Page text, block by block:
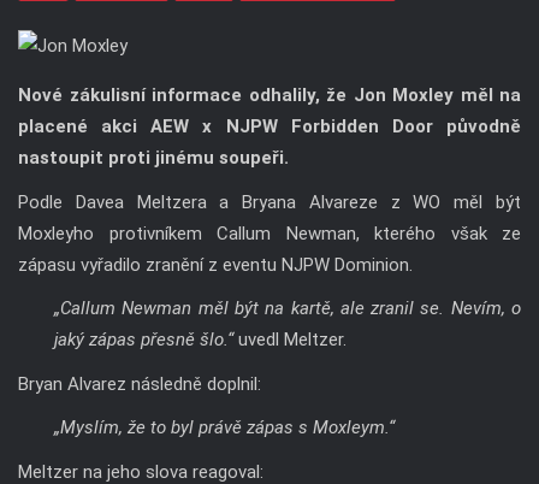
Nové zákulisní informace odhalily, že Jon Moxley měl na
placené akci AEW x NJPW Forbidden Door původně
nastoupit proti jinému soupeři.
Podle Davea Meltzera a Bryana Alvareze z WO měl být
Moxleyho protivníkem Callum Newman, kterého však ze
zápasu vyřadilo zranění z eventu NJPW Dominion.
„Callum Newman měl být na kartě, ale zranil se. Nevím, o
jaký zápas přesně šlo.“uvedl Meltzer.
Bryan Alvarez následně doplnil:
„Myslím, že to byl právě zápas s Moxleym.“
Meltzer na jeho slova reagoval: